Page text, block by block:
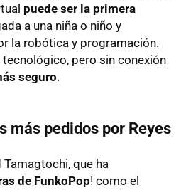
puede ser la primera
a una niña o niño y
la robótica y programación.
pero sin conexión
seguro.
más pedidos por Reyes
que ha
de FunkoPop! como el